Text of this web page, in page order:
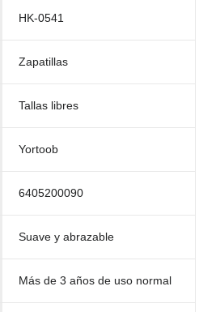
HK-0541
Zapatillas
Tallas libres
Yortoob
6405200090
Suave y abrazable
Más de 3 años de uso normal